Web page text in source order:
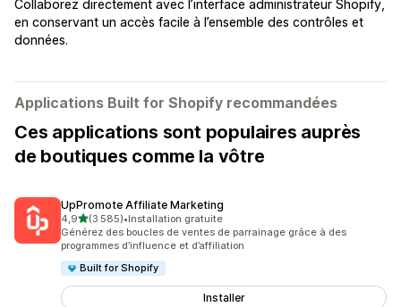
Collaborez directement avec l’interface administrateur Shopify,
en conservant un accès facile à l’ensemble des contrôles et
données.
Applications Built for Shopify recommandées
Ces applications sont populaires auprès
de boutiques comme la vôtre
UpPromote Affiliate Marketing
4,9étoile(s) sur 5
(3 585)
3585 avis au total
•Installation gratuite
Générez des boucles de ventes de parrainage grâce à des
programmes d’influence et d’affiliation
Built for Shopify
Installer